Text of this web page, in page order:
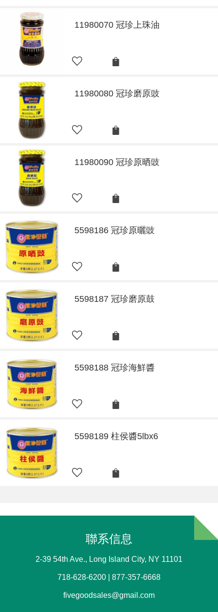
11980070 冠珍上珠油
11980080 冠珍磨原豉
11980090 冠珍原晒豉
5598186 冠珍原曬豉
5598187 冠珍磨原鼓
5598188 冠珍海鮮醬
5598189 柱侯醬5lbx6
聯系信息
2-39 54th Ave., Long Island City, NY 11101
718-628-6200 | 877-357-6668
fivegoodsales@gmail.com